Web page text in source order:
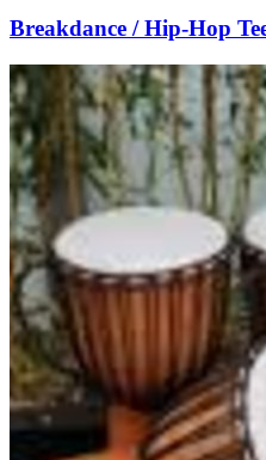
Breakdance / Hip-Hop